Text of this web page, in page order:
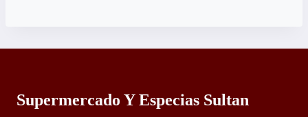
Supermercado Y Especias Sultan